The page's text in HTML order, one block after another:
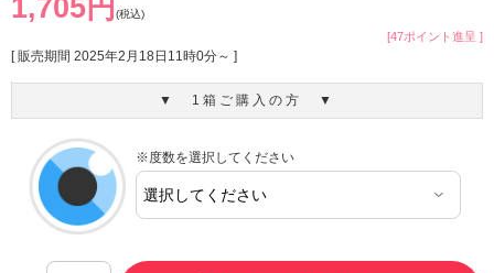
1,705円 (税込)
[47ポイント進呈 ]
[ 販売期間 2025年2月18日11時0分～ ]
▼ 1箱ご購入の方 ▼
※度数を選択してください